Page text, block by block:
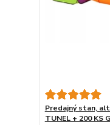
Predajný stan,
TUNEL + 200 KS